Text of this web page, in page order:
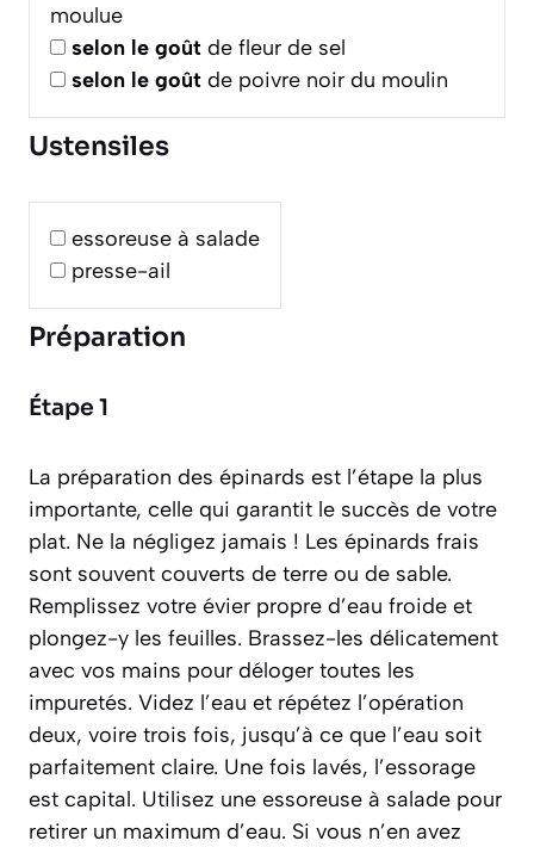
moulue
selon le goût de fleur de sel
selon le goût de poivre noir du moulin
Ustensiles
essoreuse à salade
presse-ail
Préparation
Étape 1
La préparation des épinards est l’étape la plus
importante, celle qui garantit le succès de votre
plat. Ne la négligez jamais ! Les épinards frais
sont souvent couverts de terre ou de sable.
Remplissez votre évier propre d’eau froide et
plongez-y les feuilles. Brassez-les délicatement
avec vos mains pour déloger toutes les
impuretés. Videz l’eau et répétez l’opération
deux, voire trois fois, jusqu’à ce que l’eau soit
parfaitement claire. Une fois lavés, l’essorage
est capital. Utilisez une essoreuse à salade pour
retirer un maximum d’eau. Si vous n’en avez